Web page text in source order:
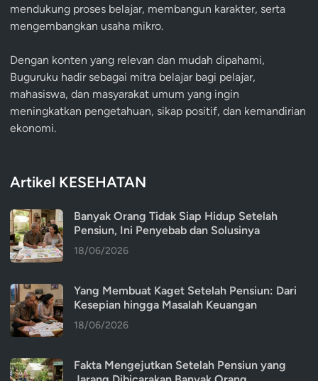
mendukung proses belajar, membangun karakter, serta
mengembangkan usaha mikro.
Dengan konten yang relevan dan mudah dipahami,
Buguruku hadir sebagai mitra belajar bagi pelajar,
mahasiswa, dan masyarakat umum yang ingin
meningkatkan pengetahuan, sikap positif, dan kemandirian
ekonomi.
Artikel KESEHATAN
Banyak Orang Tidak Siap Hidup Setelah
Pensiun, Ini Penyebab dan Solusinya
18/06/2026
Yang Membuat Kaget Setelah Pensiun: Dari
Kesepian hingga Masalah Keuangan
18/06/2026
Fakta Mengejutkan Setelah Pensiun yang